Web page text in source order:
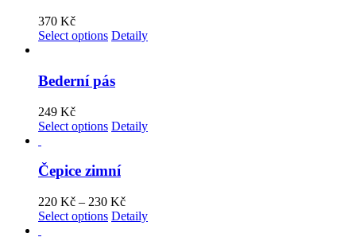
370 Kč
Select options Detaily
Bederní pás
249 Kč
Select options Detaily
Čepice zimní
220 Kč – 230 Kč
Select options Detaily